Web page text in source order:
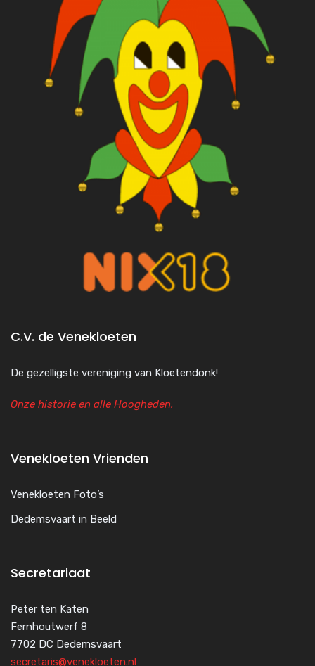
C.V. de Venekloeten
De gezelligste vereniging van Kloetendonk!
Onze historie en alle Hoogheden.
Venekloeten Vrienden
Venekloeten Foto’s
Dedemsvaart in Beeld
Secretariaat
Peter ten Katen
Fernhoutwerf 8
7702 DC Dedemsvaart
secretaris@venekloeten.nl